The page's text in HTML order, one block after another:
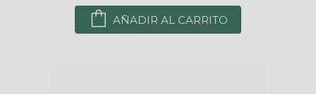
AÑADIR AL CARRITO